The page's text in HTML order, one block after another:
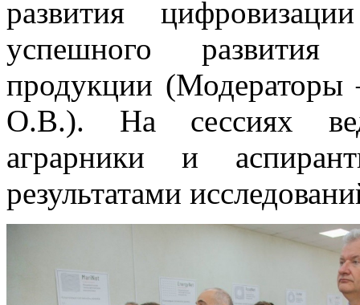
развития
успешного развития
продукции
О.В.). На сессиях
аграрники и
результатами